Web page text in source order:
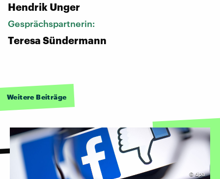
Hendrik Unger
Gesprächspartnerin:
Teresa Sündermann
Weitere Beiträge
©dpa